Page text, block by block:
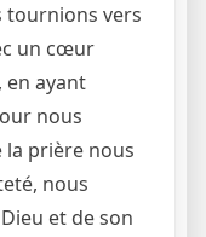
tournions vers
un cœur
en ayant
nous
la prière nous
nous
et de son